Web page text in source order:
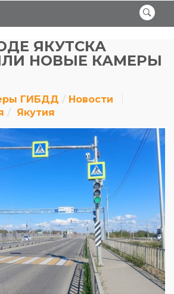
ЯКУТСКА
НОВЫЕ КАМЕРЫ
ГИБДД
Новости
Якутия